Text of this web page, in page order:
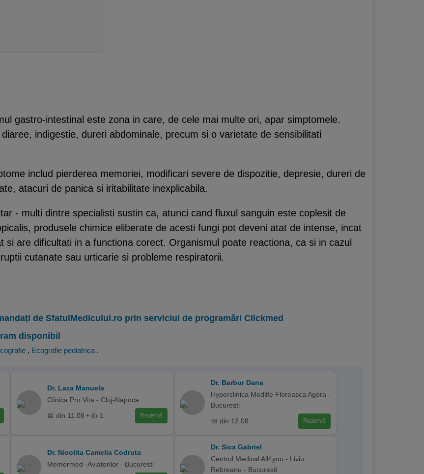
gastro-intestinal este zona in care, de cele mai multe ori, apar simptomele.
indigestie, dureri abdominale, precum si o varietate de sensibilitati
includ pierderea memoriei, modificari severe de dispozitie, depresie, dureri de
atacuri de panica si iritabilitate inexplicabila.
- multi dintre specialisti sustin ca, atunci cand fluxul sanguin este coplesit de
produsele chimice eliberate de acesti fungi pot deveni atat de intense, incat
si are dificultati in a functiona corect. Organismul poate reactiona, ca si in cazul
cutanate sau urticarie si probleme respiratorii.
de SfatulMedicului.ro prin serviciul de programări Clickmed
disponibil
, Ecografie pediatrica .
Dr. Laza Manuela
Clinica Pro Vita - Cluj-Napoca
📅 din 11.08 • 👍 1 Rezervă
Dr. Barbur Dana
Hyperclinica Medlife Floreasca Agora -
Bucuresti
📅 din 12.08 Rezervă
Dr. Nicolita Camelia Codruta
Memormed -Aviatorilor - Bucuresti
Dr. Sica Gabriel
Centrul Medical All4you - Liviu
Rebreanu - Bucuresti